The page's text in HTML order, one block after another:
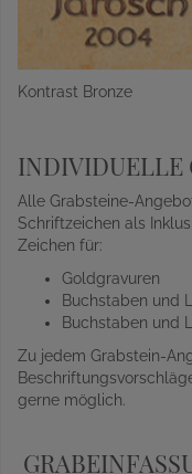
Kontrast Bronze
INDIVIDUELLE
Alle Grabsteine-
Schriftzeichen als
Zeichen für:
Goldgravuren
Buchstaben und
Buchstaben und
Zu jedem Grabstein-
gerne möglich.